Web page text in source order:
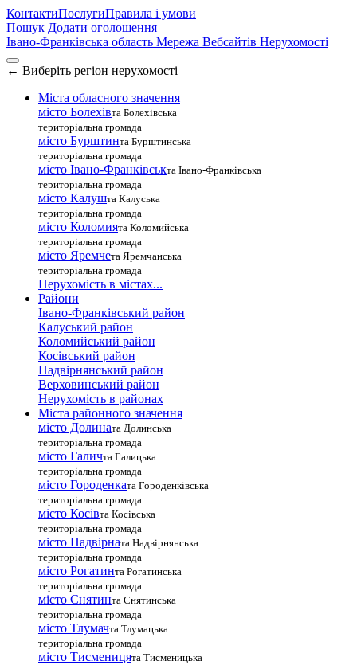
КонтактиПослугиПравила і умови
Пошук Додати оголошення
Івано-Франківська область Мережа Вебсайтів Нерухомості
← Виберіть регіон нерухомості
Міста обласного значення
місто Болехівта Болехівська
територіальна громада
місто Бурштинта Бурштинська
територіальна громада
місто Івано-Франківськта Івано-Франківська
територіальна громада
місто Калушта Калуська
територіальна громада
місто Коломията Коломийська
територіальна громада
місто Яремчета Яремчанська
територіальна громада
Нерухомість в містах...
Райони
Івано-Франківський район
Калуський район
Коломийський район
Косівський район
Надвірнянський район
Верховинський район
Нерухомість в районах
Міста районного значення
місто Долината Долинська
територіальна громада
місто Галичта Галицька
територіальна громада
місто Городенката Городенківська
територіальна громада
місто Косівта Косівська
територіальна громада
місто Надвірната Надвірнянська
територіальна громада
місто Рогатинта Рогатинська
територіальна громада
місто Снятинта Снятинська
територіальна громада
місто Тлумачта Тлумацька
територіальна громада
місто Тисменицята Тисменицька